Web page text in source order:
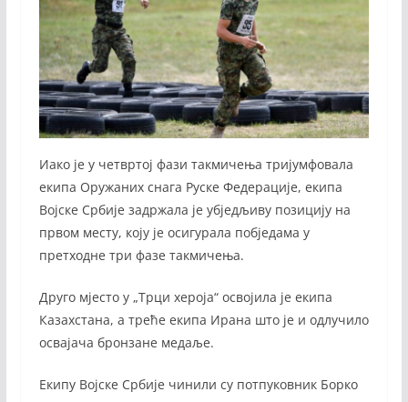
Иако је у четвртој фази такмичења тријумфовала
екипа Оружаних снага Руске Федерације, екипа
Војске Србије задржала је убједљиву позицију на
првом месту, коју је осигурала побједама у
претходне три фазе такмичења.
Друго мјесто у „Трци хероја“ освојила је екипа
Казахстана, а треће екипа Ирана што је и одлучило
освајача бронзане медаље.
Екипу Војске Србије чинили су потпуковник Борко